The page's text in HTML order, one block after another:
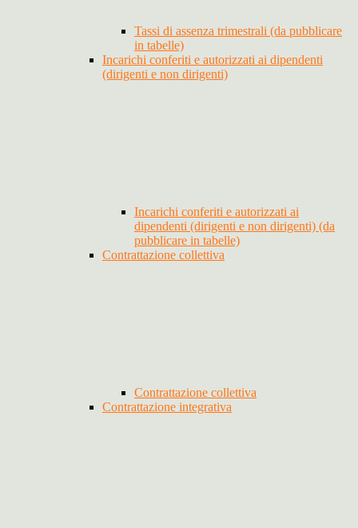
Tassi di assenza trimestrali (da pubblicare
in tabelle)
Incarichi conferiti e autorizzati ai dipendenti
(dirigenti e non dirigenti)
Incarichi conferiti e autorizzati ai
dipendenti (dirigenti e non dirigenti) (da
pubblicare in tabelle)
Contrattazione collettiva
Contrattazione collettiva
Contrattazione integrativa